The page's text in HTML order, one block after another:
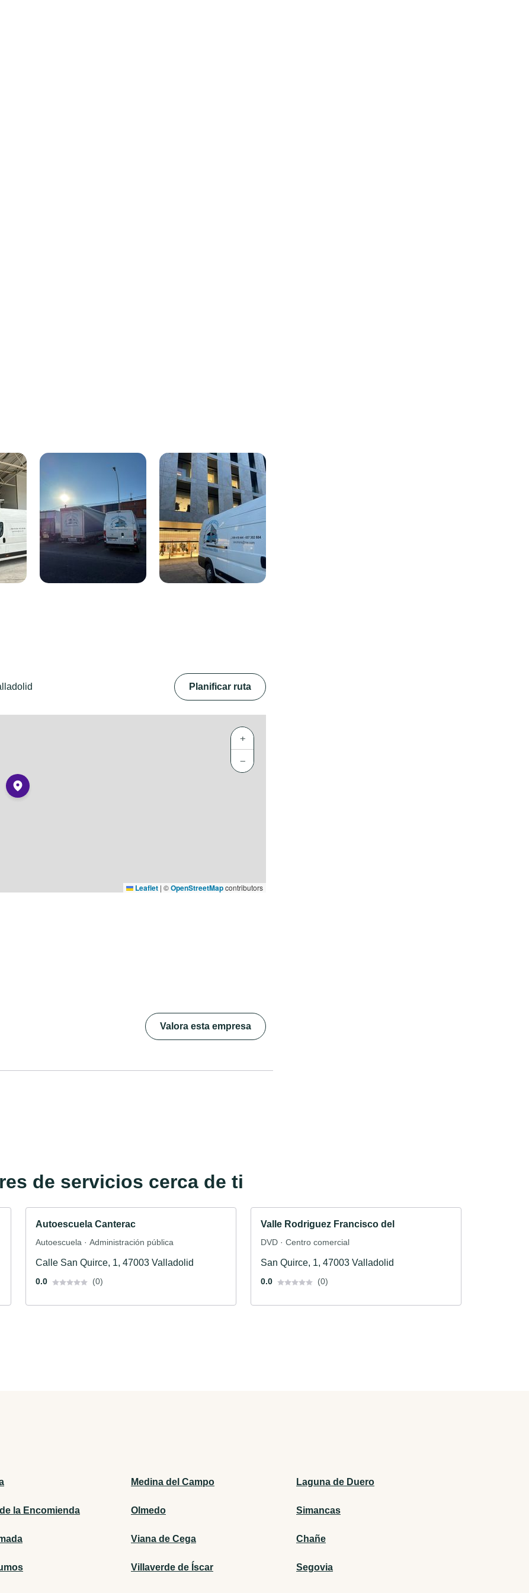
Planificar ruta
+
−
Leaflet | ©OpenStreetMapcontributors
Valora esta empresa
de servicios cerca de ti
Autoescuela Canterac
Autoescuela · Administración pública
Calle San Quirce, 1, 47003 Valladolid
0.0 (0)
Valle Rodriguez Francisco del
DVD · Centro comercial
San Quirce, 1, 47003 Valladolid
0.0 (0)
Medina del Campo Laguna de Duero
la Encomienda Olmedo Simancas
Viana de Cega Chañe
Villaverde de Íscar Segovia